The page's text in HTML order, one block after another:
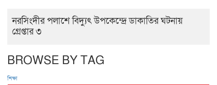
নরসিংদীর পলাশে বিদ্যুৎ উপকেন্দ্রে ডাকাতির ঘটনায়
গ্রেপ্তার ৩
BROWSE BY TAG
শিক্ষা